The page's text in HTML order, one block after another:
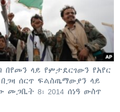
ላይ የምታደርገውን የአየር
ሰርጥ ፍልስጤማውያን ላይ
8፣ 2014 ሰነዓ ውስጥ